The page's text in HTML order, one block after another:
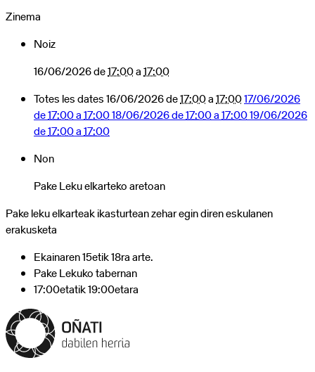
erakusketa
Lekun
2026-
16T17:00:00+02:00
2026-
Pake
antolatuta
Zinema
Noiz
16/06/2026de17:00a17:00
Totes les dates16/06/2026de17:00a17:0017/06/2026
de17:00a17:0018/06/2026de17:00a17:0019/06/2026
de17:00a17:00
Non
Pake Leku elkarteko aretoan
Pake leku elkarteak ikasturtean zehar egin diren eskulanen
erakusketa
Ekainaren 15etik 18ra arte.
Pake Lekuko tabernan
17:00etatik 19:00etara